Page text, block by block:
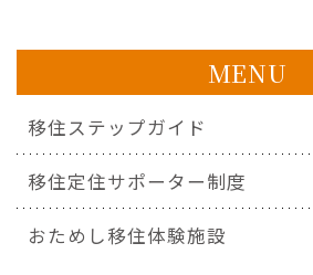
MENU
移住ステップガイド
移住定住サポーター制度
おためし移住体験施設